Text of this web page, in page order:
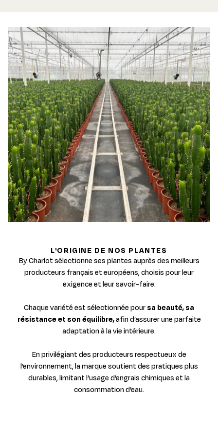
L'ORIGINE DE NOS PLANTES
By Charlot sélectionne ses plantes auprès des meilleurs
producteurs français et européens, choisis pour leur
exigence et leur savoir-faire.
Chaque variété est sélectionnée poursa beauté, sa
résistance et son équilibre,afin d’assurer une parfaite
adaptation à la vie intérieure.
En privilégiant des producteurs respectueux de
l’environnement, la marque soutient des pratiques plus
durables, limitant l’usage d’engrais chimiques et la
consommation d’eau.